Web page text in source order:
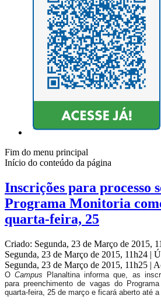
Fim do menu principal
Início do conteúdo da página
Inscrições para processo
Programa Monitoria
quarta-feira, 25
Criado: Segunda, 23 de Março de 2015,
Segunda, 23 de Março de 2015, 11h24 |
Segunda, 23 de Março de 2015, 11h25 |
OCampus Planaltina informa que, as
para preenchimento de vagas do
quarta-feira, 25 de março e ficará aberto até